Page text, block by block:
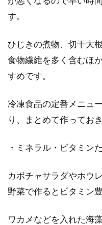
す。
ひじきの煮物、切干大
食物繊維を多く含むほ
すめです。
冷凍食品の定番メニュ
り、まとめて作ってお
・ミネラル・ビタミン
カボチャサラダやホウ
野菜で作るとビタミン
ワカメなどを入れた海